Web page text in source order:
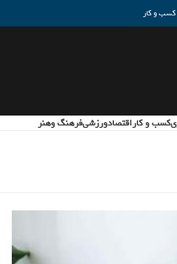
کسب و کار
کسب و کاراقتصادورزشیفرهنگ وهنر